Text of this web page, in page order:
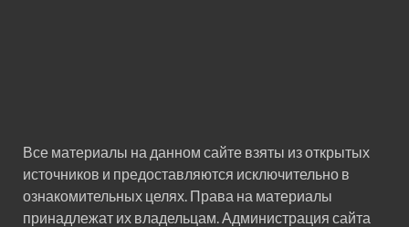
Все материалы на данном сайте взяты из открытых
источников и предоставляются исключительно в
ознакомительных целях. Права на материалы
принадлежат их владельцам. Администрация сайта